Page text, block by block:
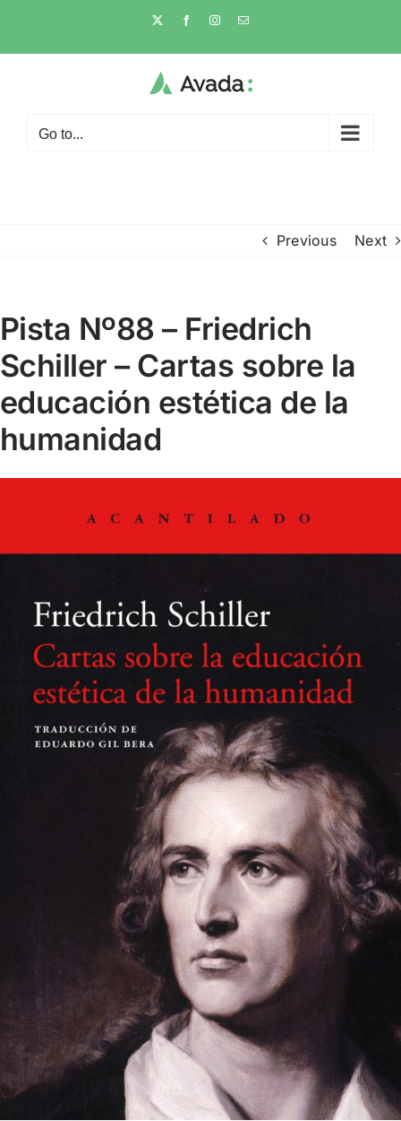
content
X FacebookInstagramEmail
Go to...
Previous Next
Pista Nº88 – Friedrich
Schiller – Cartas sobre la
educación estética de la
humanidad